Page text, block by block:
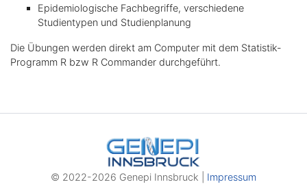
Epidemiologische Fachbegriffe, verschiedene
Studientypen und Studienplanung
Die Übungen werden direkt am Computer mit dem Statistik-
Programm R bzw R Commander durchgeführt.
© 2022-2026 Genepi Innsbruck | Impressum